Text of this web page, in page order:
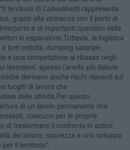
territorio di Collesalvetti rappresenta
grazie alla vicinanza con il porto di
e di importanti operatori della
in espansione.Tuttavia, la logistica
forti criticità: dumping salariale,
e una competizione al ribasso negli
lavoratori, spesso l’anello più debole
derivano anche rischi rilevanti sul
luoghi di lavoro che
delle attività.Per questo
di un tavolo permanente che
ciascuno per le proprie
di trasformare il confronto in azioni
del lavoro, sicurezza e uno sviluppo
il territorio".